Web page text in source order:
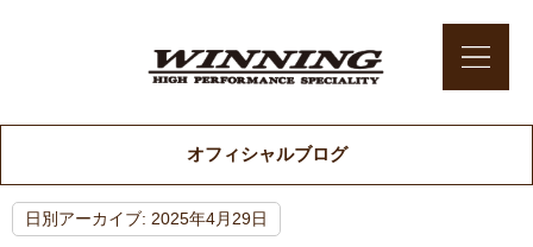
オフィシャルブログ
日別アーカイブ: 2025年4月29日